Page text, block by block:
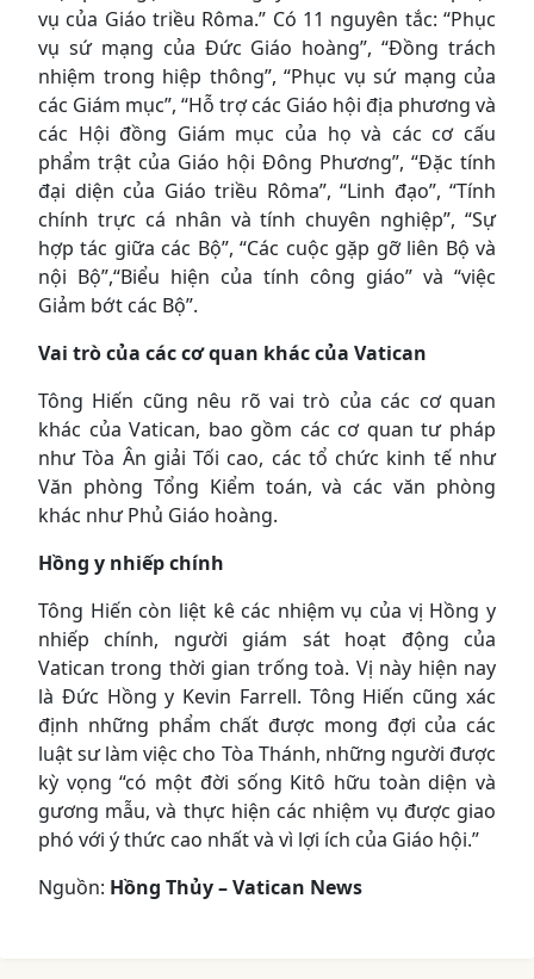
vụ của Giáo triều Rôma.” Có 11 nguyên tắc: “Phục
vụ sứ mạng của Đức Giáo hoàng”, “Đồng trách
nhiệm trong hiệp thông”, “Phục vụ sứ mạng của
các Giám mục”, “Hỗ trợ các Giáo hội địa phương và
các Hội đồng Giám mục của họ và các cơ cấu
phẩm trật của Giáo hội Đông Phương”, “Đặc tính
đại diện của Giáo triều Rôma”, “Linh đạo”, “Tính
chính trực cá nhân và tính chuyên nghiệp”, “Sự
hợp tác giữa các Bộ”, “Các cuộc gặp gỡ liên Bộ và
nội Bộ”,“Biểu hiện của tính công giáo” và “việc
Giảm bớt các Bộ”.
Vai trò của các cơ quan khác của Vatican
Tông Hiến cũng nêu rõ vai trò của các cơ quan
khác của Vatican, bao gồm các cơ quan tư pháp
như Tòa Ân giải Tối cao, các tổ chức kinh tế như
Văn phòng Tổng Kiểm toán, và các văn phòng
khác như Phủ Giáo hoàng.
Hồng y nhiếp chính
Tông Hiến còn liệt kê các nhiệm vụ của vị Hồng y
nhiếp chính, người giám sát hoạt động của
Vatican trong thời gian trống toà. Vị này hiện nay
là Đức Hồng y Kevin Farrell. Tông Hiến cũng xác
định những phẩm chất được mong đợi của các
luật sư làm việc cho Tòa Thánh, những người được
kỳ vọng “có một đời sống Kitô hữu toàn diện và
gương mẫu, và thực hiện các nhiệm vụ được giao
phó với ý thức cao nhất và vì lợi ích của Giáo hội.”
Nguồn: Hồng Thủy – Vatican News